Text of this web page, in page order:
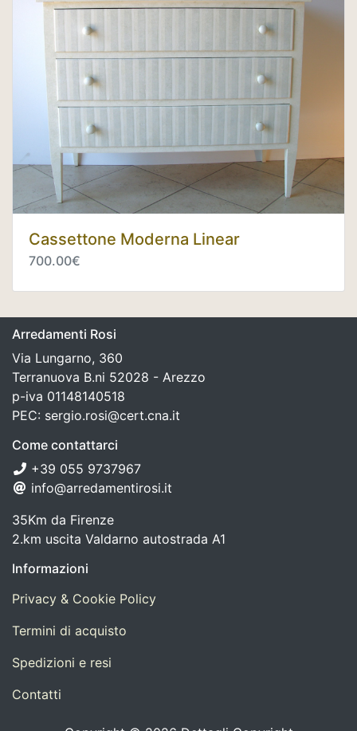
Cassettone Moderna Linear
700.00€
Arredamenti Rosi
Via Lungarno, 360
Terranuova B.ni 52028 - Arezzo
p-iva 01148140518
PEC: sergio.rosi@cert.cna.it
Come contattarci
+39 055 9737967
info@arredamentirosi.it
35Km da Firenze
2.km uscita Valdarno autostrada A1
Informazioni
Privacy & Cookie Policy
Termini di acquisto
Spedizioni e resi
Contatti